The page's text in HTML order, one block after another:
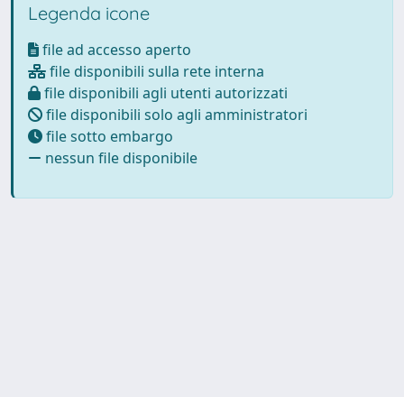
Legenda icone
file ad accesso aperto
file disponibili sulla rete interna
file disponibili agli utenti autorizzati
file disponibili solo agli amministratori
file sotto embargo
nessun file disponibile